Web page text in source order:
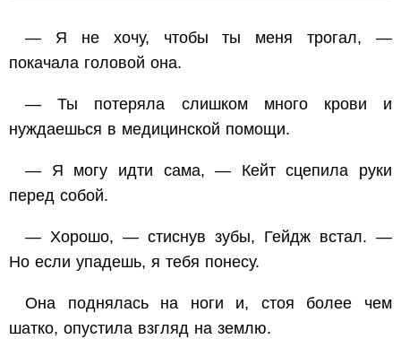
— Я не хочу, чтобы ты меня трогал, —
покачала головой она.
— Ты потеряла слишком много крови и
нуждаешься в медицинской помощи.
— Я могу идти сама, — Кейт сцепила руки
перед собой.
— Хорошо, — стиснув зубы, Гейдж встал. —
Но если упадешь, я тебя понесу.
Она поднялась на ноги и, стоя более чем
шатко, опустила взгляд на землю.